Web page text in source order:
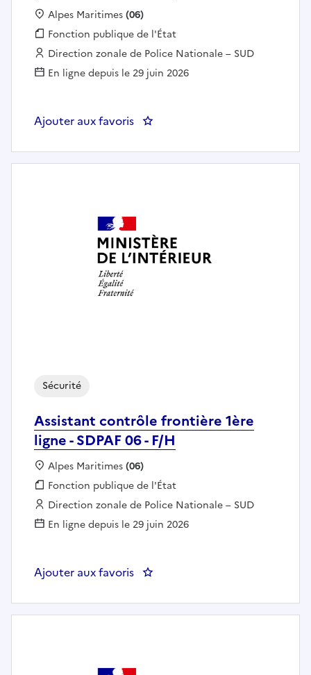
Localisation :
Alpes Maritimes(06)
Fonction publique :
Fonction publique de l'État
Employeur :
Direction zonale de Police Nationale – SUD
En ligne depuis le 29 juin 2026
Ajouter aux favoris : Assistant contrôle frontière
Assistant contrôle frontière 1ère
ligne - SDPAF 06 - F/H
Sécurité
Localisation :
Alpes Maritimes(06)
Fonction publique :
Fonction publique de l'État
Employeur :
Direction zonale de Police Nationale – SUD
En ligne depuis le 29 juin 2026
Ajouter aux favoris : Assistant contrôle frontière